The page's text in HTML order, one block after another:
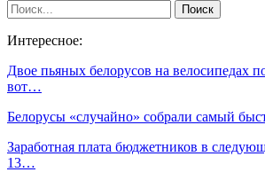
Интересное:
Двое пьяных белорусов на велосипедах
вот…
Белорусы «случайно» собрали самый
Заработная плата бюджетников в
13…